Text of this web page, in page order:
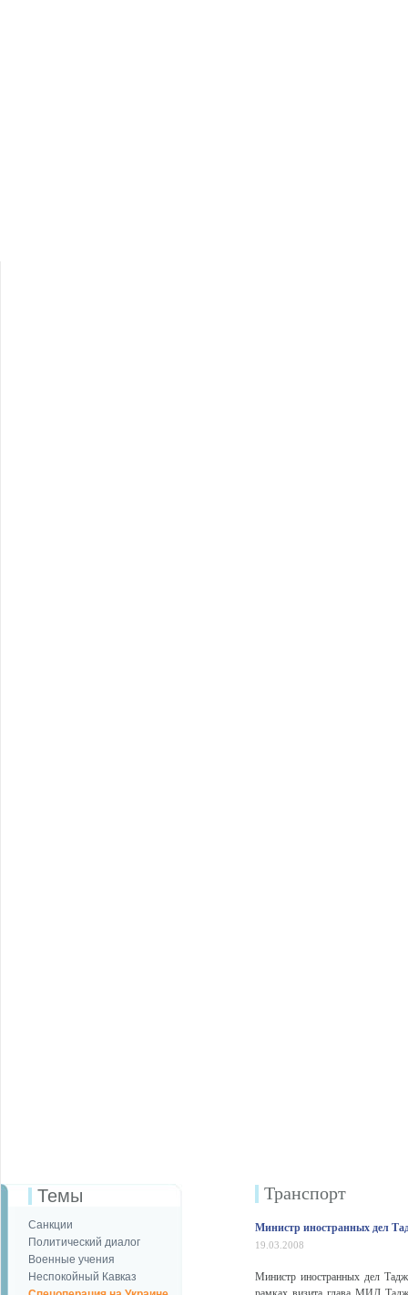
Темы
Санкции
Политический диалог
Военные учения
Неспокойный Кавказ
Транспорт
Министр иностранных дел
19.03.2008
Министр иностранных дел